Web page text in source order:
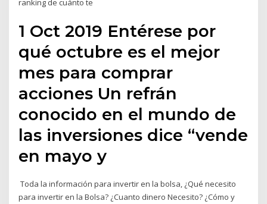
ranking de cuánto te
1 Oct 2019 Entérese por
qué octubre es el mejor
mes para comprar
acciones Un refrán
conocido en el mundo de
las inversiones dice “vende
en mayo y
️ Toda la información para invertir en la bolsa, ¿Qué necesito
para invertir en la Bolsa? ¿Cuanto dinero Necesito? ¿Cómo y